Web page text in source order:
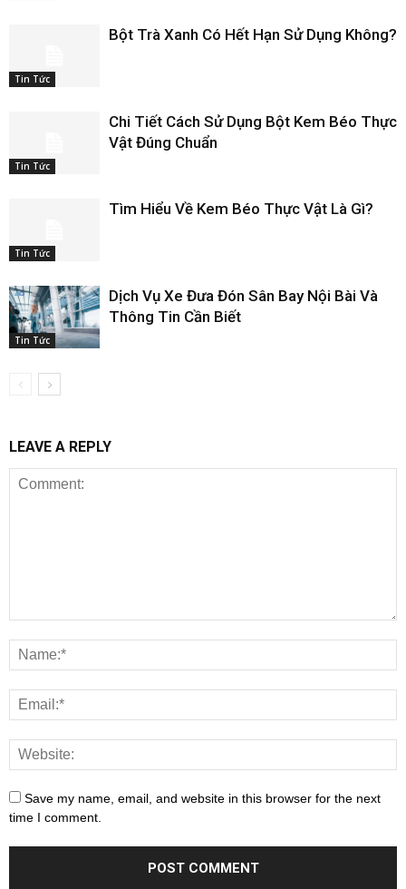
Tin Tức
Bột Trà Xanh Có Hết Hạn Sử Dụng Không?
Tin Tức
Chi Tiết Cách Sử Dụng Bột Kem Béo Thực
Vật Đúng Chuẩn
Tin Tức
Tìm Hiểu Về Kem Béo Thực Vật Là Gì?
Tin Tức
Dịch Vụ Xe Đưa Đón Sân Bay Nội Bài Và
Thông Tin Cần Biết
LEAVE A REPLY
Save my name, email, and website in this browser for the next
time I comment.